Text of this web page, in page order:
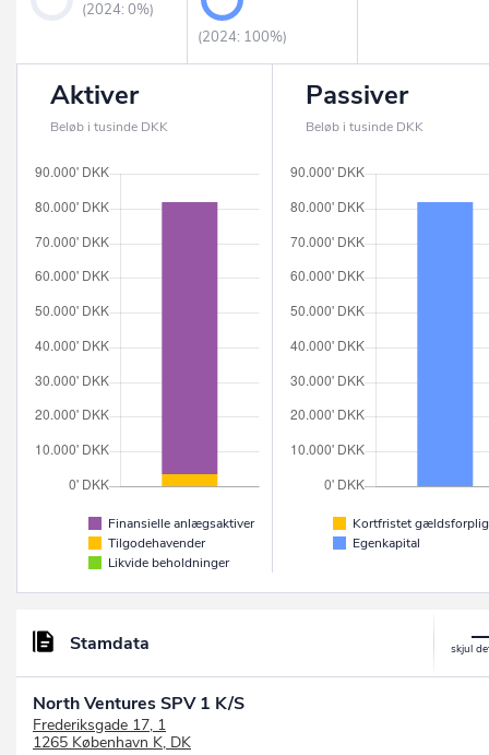
(2024: 0%)
(2024: 100%)
Aktiver
Beløb i tusinde DKK
Finansielle anlægsaktiver
Tilgodehavender
Likvide beholdninger
Passiver
Beløb i tusinde DKK
Kortfristet
Egenkapital
Stamdata
North Ventures SPV 1 K/S
Frederiksgade 17, 1
1265 København K, DK